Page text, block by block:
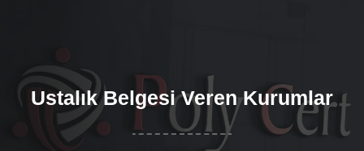
Ustalık Belgesi Veren Kurumlar